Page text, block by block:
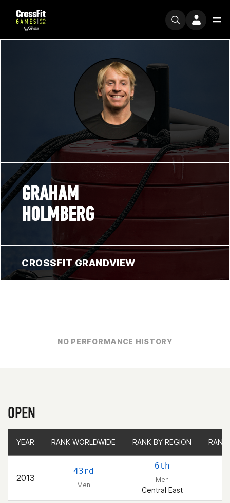
GRAHAM
HOLMBERG
CROSSFIT GRANDVIEW
NO PERFORMANCE HISTORY
OPEN
YEAR RANK WORLDWIDE RANK BY REGION RANK
2013
43rd
Men
6th
Men
Central East
YEAR RANK WORLDWIDE RANK BY REGION RANK